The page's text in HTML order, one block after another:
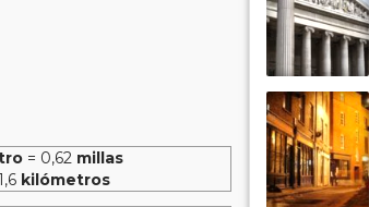
= 0,62 millas
kilómetros